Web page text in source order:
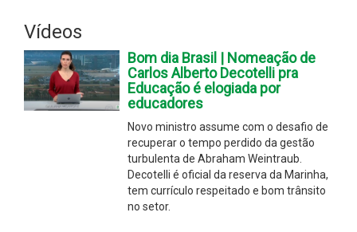
Vídeos
Bom dia Brasil | Nomeação de
Carlos Alberto Decotelli pra
Educação é elogiada por
educadores
Novo ministro assume com o desafio de
recuperar o tempo perdido da gestão
turbulenta de Abraham Weintraub.
Decotelli é oficial da reserva da Marinha,
tem currículo respeitado e bom trânsito
no setor.